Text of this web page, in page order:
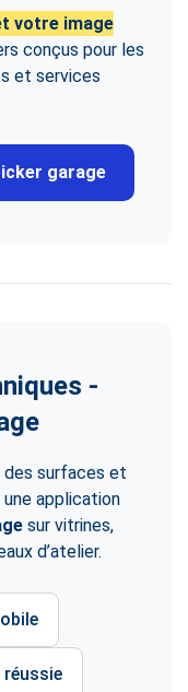
votre image
conçus pour les
et services
garage
-
des surfaces et
application
sur vitrines,
d’atelier.